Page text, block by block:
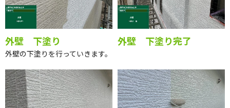
外壁 下塗り
外壁の下塗りを行っていきます。
外壁 下塗り完了